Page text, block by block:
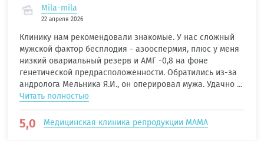
Mila-mila
22 апреля 2026
Клинику нам рекомендовали знакомые. У нас сложный
мужской фактор бесплодия - азооспермия, плюс у меня
низкий овариальный резерв и АМГ -0,8 на фоне
генетической предрасположенности. Обратились из-за
андролога Мельника Я.И., он оперировал мужа. Удачно ...
Читать полностью
5,0 Медицинская клиника репродукции МАМА